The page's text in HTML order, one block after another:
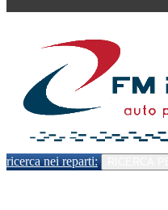
ricerca nei reparti: